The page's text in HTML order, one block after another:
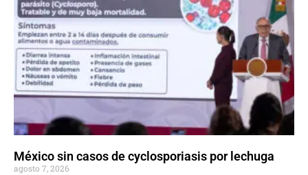
México sin casos de cyclosporiasis por lechuga
agosto 7, 2026